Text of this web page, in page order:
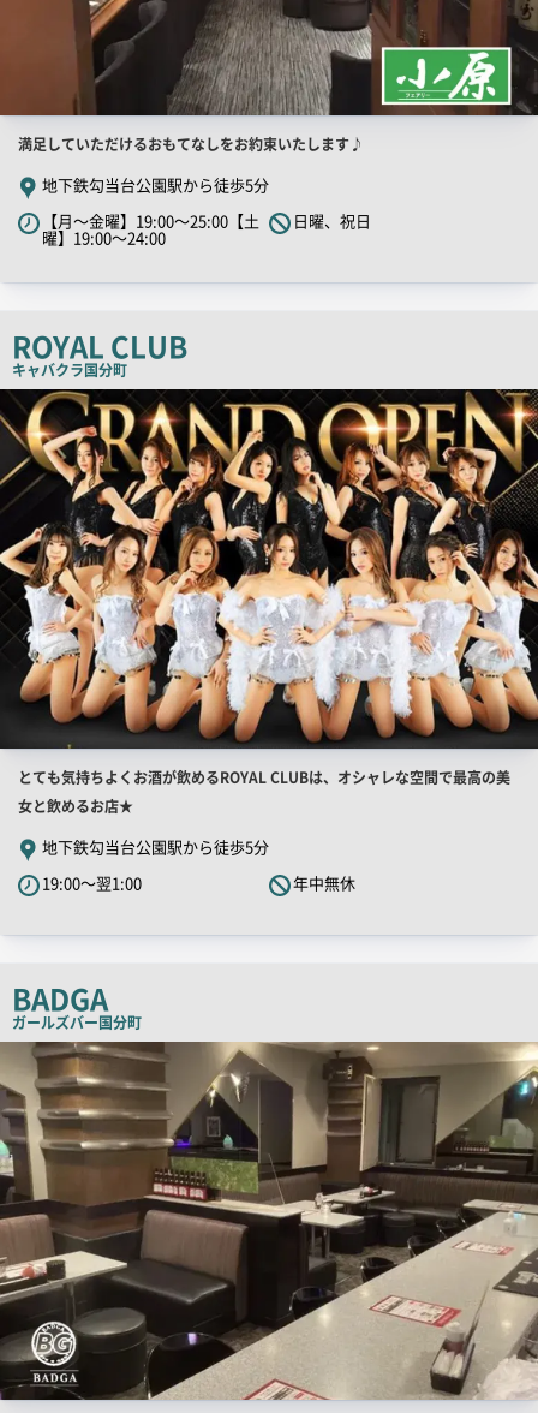
店
舗
PR
キ
ッ
コ
ピ
ー
満足していただけるおもてなしをお約束いたします♪
地下鉄勾当台公園駅から徒歩5分
【月～金曜】19:00～25:00【土
曜】19:00～24:00
日曜、祝日
ROYAL CLUB
キャバクラ国分町
店
舗
PR
像
店
舗
PR
キ
ャ
ピ
ー
とても気持ちよくお酒が飲めるROYAL CLUBは、オシャレな空間で最高の美
女と飲めるお店★
地下鉄勾当台公園駅から徒歩5分
19:00～翌1:00
年中無休
BADGA
ガールズバー国分町
店
PR
画
像